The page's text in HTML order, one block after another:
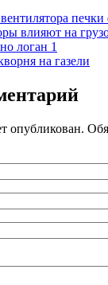
влияют на
логан 1
на газели
опубликован.